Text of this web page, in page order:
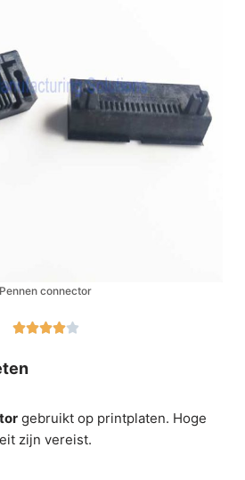
Pennen connector

gebruikt op printplaten. Hoge
zijn vereist.